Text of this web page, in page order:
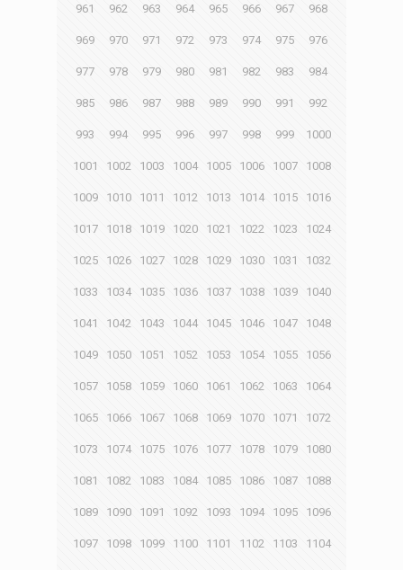
961 962 963 964 965 966 967 968
969 970 971 972 973 974 975 976
977 978 979 980 981 982 983 984
985 986 987 988 989 990 991 992
993 994 995 996 997 998 999 1000
1001 1002 1003 1004 1005 1006 1007 1008
1009 1010 1011 1012 1013 1014 1015 1016
1017 1018 1019 1020 1021 1022 1023 1024
1025 1026 1027 1028 1029 1030 1031 1032
1033 1034 1035 1036 1037 1038 1039 1040
1041 1042 1043 1044 1045 1046 1047 1048
1049 1050 1051 1052 1053 1054 1055 1056
1057 1058 1059 1060 1061 1062 1063 1064
1065 1066 1067 1068 1069 1070 1071 1072
1073 1074 1075 1076 1077 1078 1079 1080
1081 1082 1083 1084 1085 1086 1087 1088
1089 1090 1091 1092 1093 1094 1095 1096
1097 1098 1099 1100 1101 1102 1103 1104